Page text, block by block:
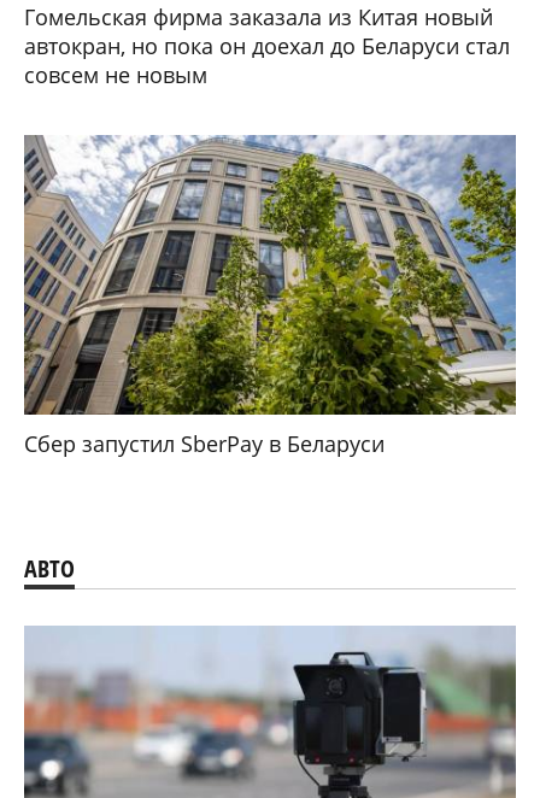
Гомельская фирма заказала из Китая новый
автокран, но пока он доехал до Беларуси стал
совсем не новым
Сбер запустил SberPay в Беларуси
АВТО